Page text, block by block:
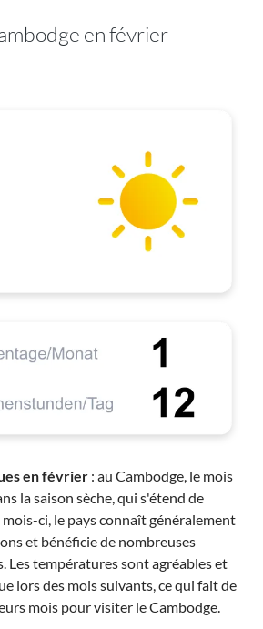
en février
en février : au Cambodge, le mois
la saison sèche, qui s'étend de
ci, le pays connaît généralement
et bénéficie de nombreuses
Les températures sont agréables et
lors des mois suivants, ce qui fait de
mois pour visiter le Cambodge.